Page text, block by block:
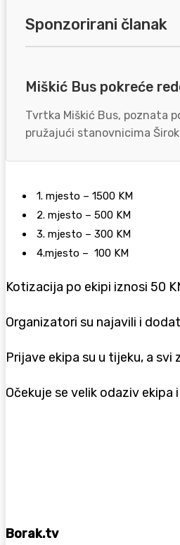
Sponzorirani članak
Miškić Bus pokreće
Tvrtka Miškić Bus, poznata
pružajući stanovnicima
1. mjesto – 1500 KM
2. mjesto – 500 KM
3. mjesto – 300 KM
4.mjesto – 100 KM
Kotizacija po ekipi iznosi 50
Organizatori su najavili i
Prijave ekipa su u tijeku, a
Očekuje se velik odaziv
Borak.tv